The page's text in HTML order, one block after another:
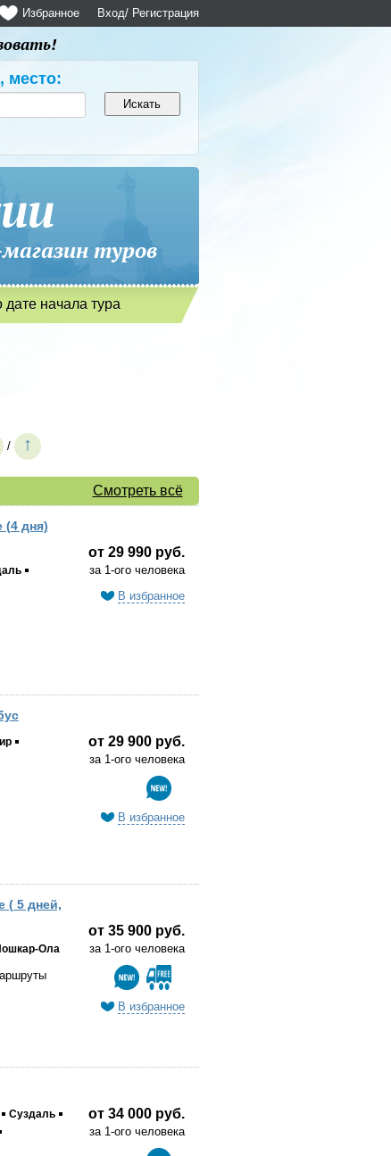
Вход/ Регистрация
Избранное
место:
туров
дате начала тура
/ ↑
Смотреть всё
(4 дня)
от 29 990 руб.
за 1-ого человека
В избранное
от 29 900 руб.
за 1-ого человека
В избранное
( 5 дней,
Ола
от 35 900 руб.
за 1-ого человека
В избранное
Суздаль
от 34 000 руб.
за 1-ого человека